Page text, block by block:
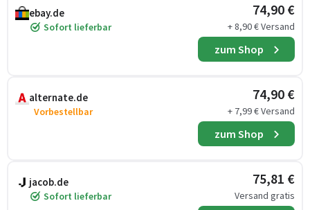
ebay.de
Sofort lieferbar
74,90 €
+ 8,90 € Versand
zum Shop
alternate.de
Vorbestellbar
74,90 €
+ 7,99 € Versand
zum Shop
jacob.de
Sofort lieferbar
75,81 €
Versand gratis